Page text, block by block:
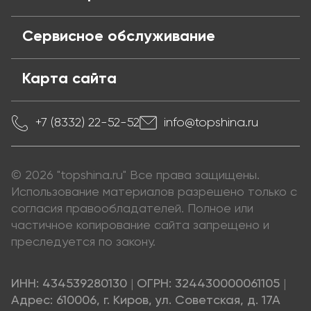
Сервисное обслуживание
Карта сайта
+7 (8332) 22-52-52 info@topshina.ru
© 2026 "topshina.ru" Все права защищены.
Использование материалов разрешено только с
согласия правообладателей. Полное или
частичное копирование сайта запрещено и
преследуется по закону.
ИНН: 434539280130 ОГРН: 324430000061105
Адрес: 610006, г. Киров, ул. Советская, д. 17А